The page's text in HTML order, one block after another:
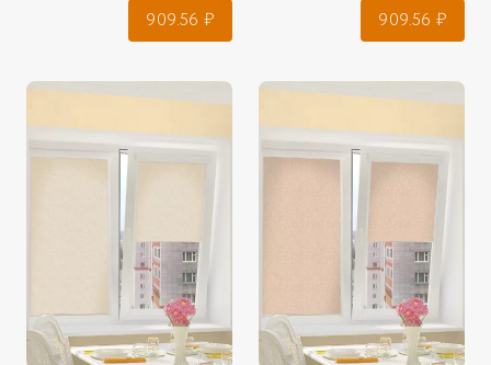
909.56 ₽ 909.56 ₽